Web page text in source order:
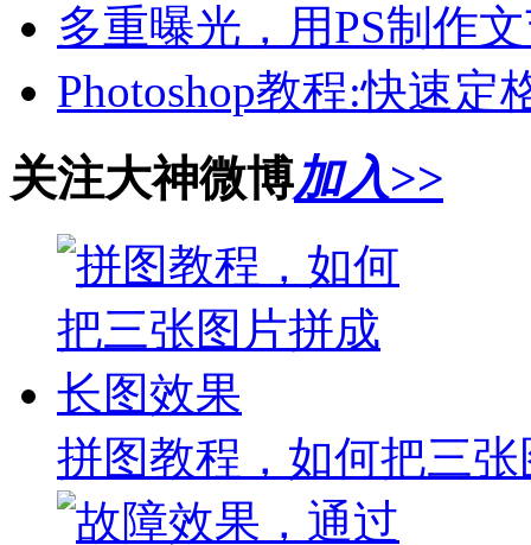
多重曝光，用PS制作
Photoshop教程:快速定
关注大神微博加入>>
拼图教程，如何把三